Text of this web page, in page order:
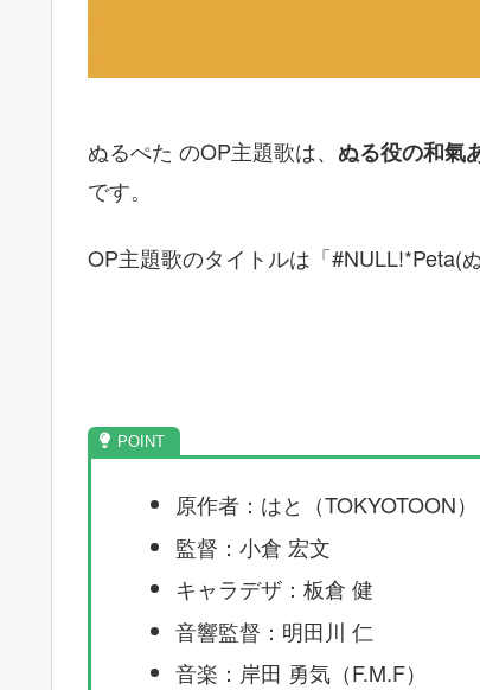
ぬるぺた のOP主題歌は、 ぬる役の和氣
です。
OP主題歌のタイトルは「#NULL!*Peta(
原作者：はと（TOKYOTOON）
監督：小倉 宏文
キャラデザ：板倉 健
音響監督：明田川 仁
音楽：岸田 勇気（F.M.F）